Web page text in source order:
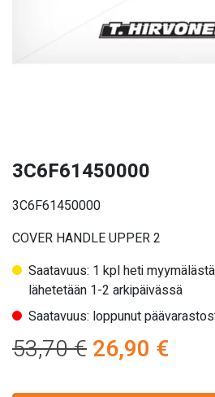
3C6F61450000
3C6F61450000
COVER HANDLE UPPER 2
Saatavuus: 1 kpl heti
lähetetään 1-2 arkipäivässä
Saatavuus: loppunut
53,70€Alkuperäinen
26,90 €